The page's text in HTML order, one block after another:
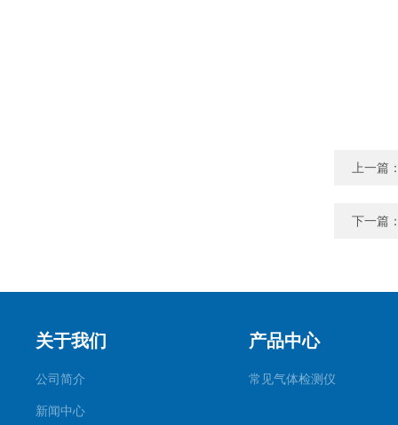
上一篇
下一篇
关于我们
公司简介
新闻中心
产品中心
常见气体检测仪